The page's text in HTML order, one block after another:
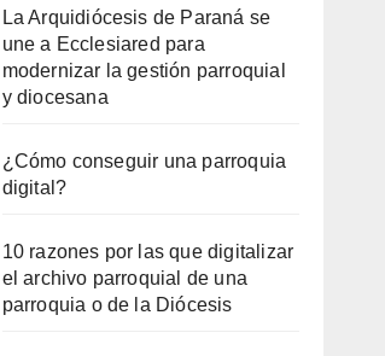
La Arquidiócesis de Paraná se
une a Ecclesiared para
modernizar la gestión parroquial
y diocesana
¿Cómo conseguir una parroquia
digital?
10 razones por las que digitalizar
el archivo parroquial de una
parroquia o de la Diócesis